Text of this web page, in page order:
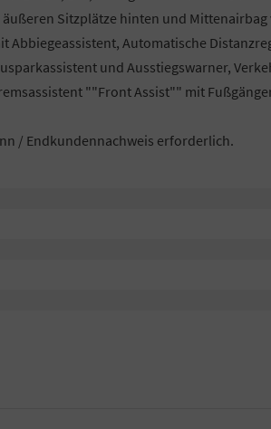
Sitzplätze hinten und
Abbiegeassistent, Automatische
und Ausstiegswarner,
""Front Assist"" mit
/ Endkundennachweis erforderlich.